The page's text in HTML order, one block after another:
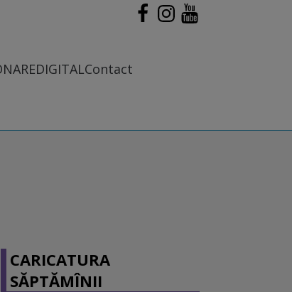
DIGITALContact
CARICATURA
SĂPTĂMÎNII